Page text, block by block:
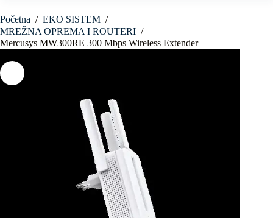
Početna / EKO SISTEM /
MREŽNA OPREMA I ROUTERI /
Mercusys MW300RE 300 Mbps Wireless Extender